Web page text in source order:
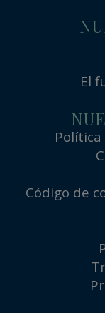
El
Código de